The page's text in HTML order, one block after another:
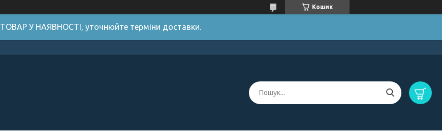
Кошик
ТОВАР У НАЯВНОСТІ, уточнюйте терміни доставки.